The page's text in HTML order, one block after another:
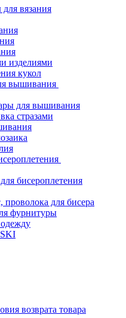
вязания
изделиями
кукол
вышивания
для вышивания
стразами
бисероплетения
проволока для бисера
фурнитуры
возврата товара